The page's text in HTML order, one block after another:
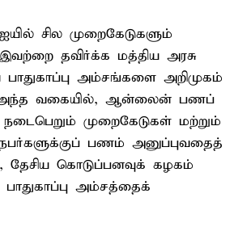
சில முறைகேடுகளும்
தவிர்க்க மத்திய அரசு
பாதுகாப்பு அம்சங்களை அறிமுகம்
அந்த வகையில், ஆன்லைன் பணப்
முறைகேடுகள் மற்றும்
பணம் அனுப்புவதைத்
தேசிய கொடுப்பனவுக் கழகம்
பாதுகாப்பு அம்சத்தைக்